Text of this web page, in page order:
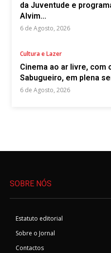
da Juventude e
Alvim...
6 de Agosto, 2026
Cultura e Lazer
Cinema ao ar livre, com
Sabugueiro, em plena
6 de Agosto, 2026
SOBRE NÓS
Estatuto editorial
Sobre o Jornal
Contactos